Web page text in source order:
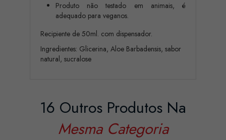
Produto não testado em animais, é
adequado para veganos.
Recipiente de 50ml. com dispensador.
Ingredientes: Glicerina, Aloe Barbadensis, sabor
natural, sucralose
16 Outros Produtos Na
Mesma Categoria